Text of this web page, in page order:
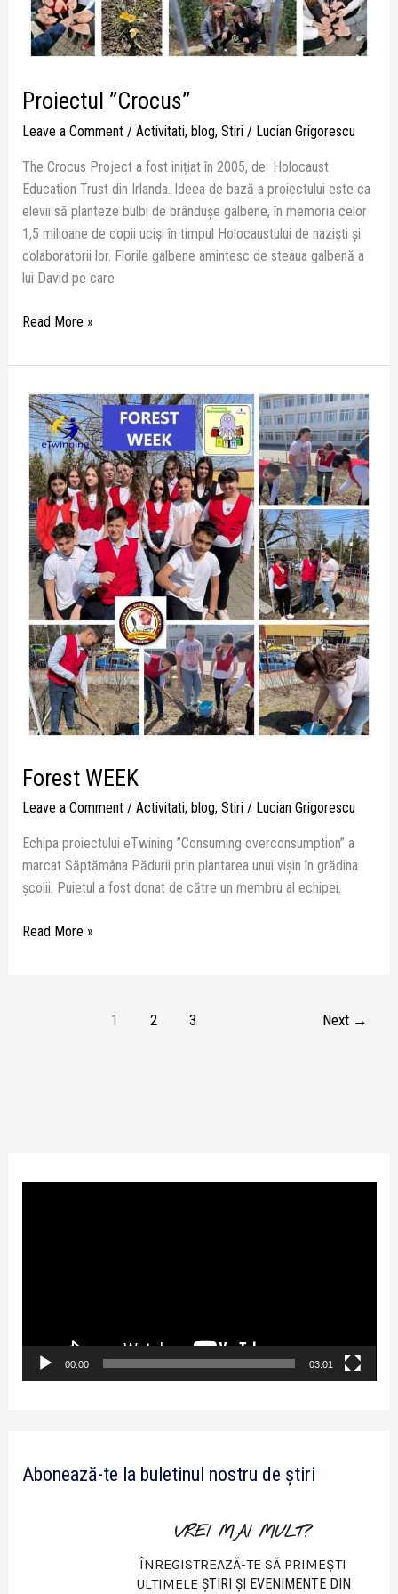
Proiectul ”Crocus”
Leave a Comment / Activitati, blog, Stiri/ Lucian Grigorescu
The Crocus Project a fost inițiat în 2005, de Holocaust
Education Trust din Irlanda. Ideea de bază a proiectului este ca
elevii să planteze bulbi de brândușe galbene, în memoria celor
1,5 milioane de copii uciși în timpul Holocaustului de naziști și
colaboratorii lor. Florile galbene amintesc de steaua galbenă a
lui David pe care
Read More »
Forest WEEK
Leave a Comment / Activitati, blog, Stiri/ Lucian Grigorescu
Echipa proiectului eTwining ”Consuming overconsumption” a
marcat Săptămâna Pădurii prin plantarea unui vișin în grădina
școlii. Puietul a fost donat de către un membru al echipei.
Forest
WEEK
Read More »
1 2 3 Next →
o
00:00 03:01
Abonează-te la buletinul nostru de știri
VREI MAI MULT?
ÎNREGISTREAZĂ-TE SĂ PRIMEȘTI
ULTIMELE ŞTIRI ŞI EVENIMENTE DIN